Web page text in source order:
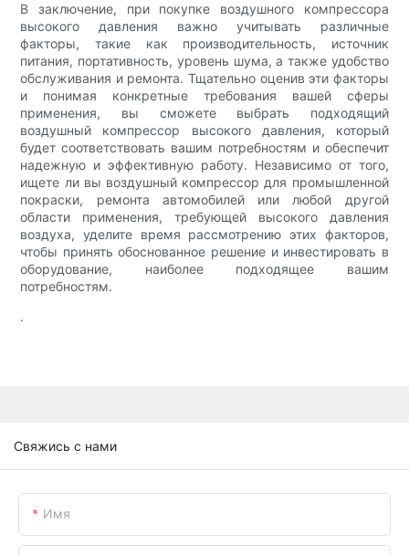
В заключение, при покупке воздушного компрессора
высокого давления важно учитывать различные
факторы, такие как производительность, источник
питания, портативность, уровень шума, а также удобство
обслуживания и ремонта. Тщательно оценив эти факторы
и понимая конкретные требования вашей сферы
применения, вы сможете выбрать подходящий
воздушный компрессор высокого давления, который
будет соответствовать вашим потребностям и обеспечит
надежную и эффективную работу. Независимо от того,
ищете ли вы воздушный компрессор для промышленной
покраски, ремонта автомобилей или любой другой
области применения, требующей высокого давления
воздуха, уделите время рассмотрению этих факторов,
чтобы принять обоснованное решение и инвестировать в
оборудование, наиболее подходящее вашим
потребностям.
.
Свяжись с нами
Имя